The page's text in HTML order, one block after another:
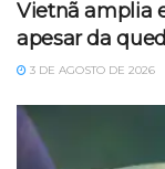
Vietnã amplia
apesar da
3 DE AGOSTO DE 2026